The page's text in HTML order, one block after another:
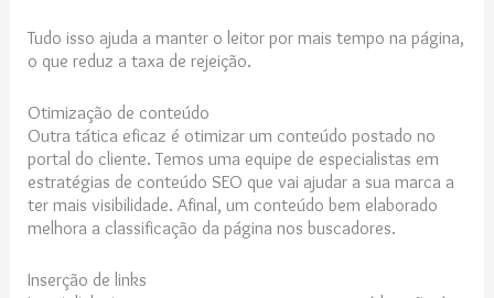
Tudo isso ajuda a manter o leitor por mais tempo na página,
o que reduz a taxa de rejeição.
Otimização de conteúdo
Outra tática eficaz é otimizar um conteúdo postado no
portal do cliente. Temos uma equipe de especialistas em
estratégias de conteúdo SEO que vai ajudar a sua marca a
ter mais visibilidade. Afinal, um conteúdo bem elaborado
melhora a classificação da página nos buscadores.
Inserção de links